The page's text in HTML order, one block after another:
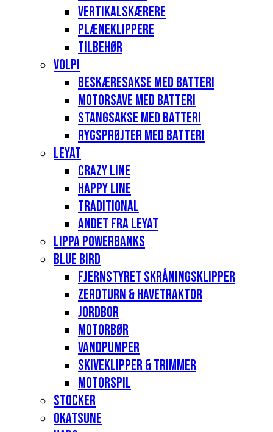
Vertikalskærere
Plæneklippere
Tilbehør
Volpi
Beskæresakse med batteri
Motorsave med batteri
Stangsakse med batteri
Rygsprøjter med batteri
Leyat
Crazy Line
Happy Line
Traditional
Andet fra Leyat
Lippa Powerbanks
Blue Bird
Fjernstyret skråningsklipper
Zeroturn & havetraktor
Jordbor
Motorbør
Vandpumper
Skiveklipper & Trimmer
Motorspil
Stocker
Okatsune